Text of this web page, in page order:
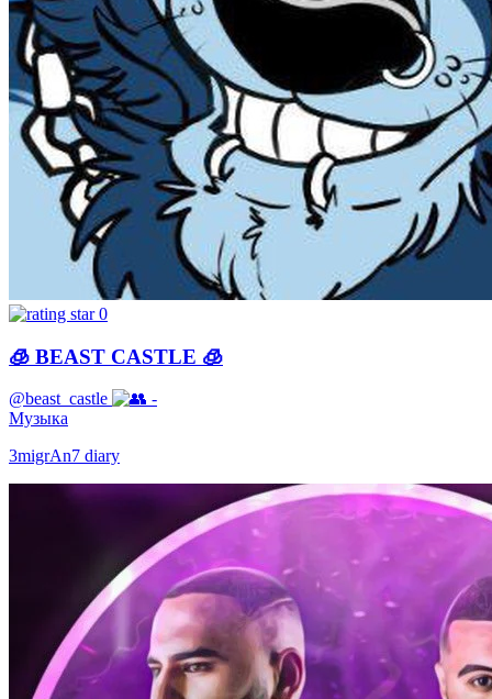
0
🧊 BEAST CASTLE 🧊
@beast_castle
-
Музыка
3migrAn7 diary